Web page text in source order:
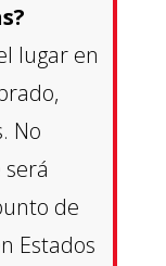
lugar en
No
de
Estados